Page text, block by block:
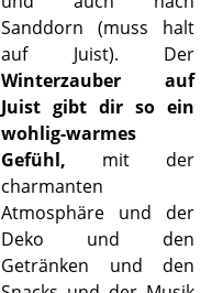
Sanddorn (muss halt
auf Juist). Der
Winterzauber auf
Juist gibt dir so ein
wohlig-warmes
Gefühl, mit der
charmanten
Atmosphäre und der
Deko und den
Getränken und den